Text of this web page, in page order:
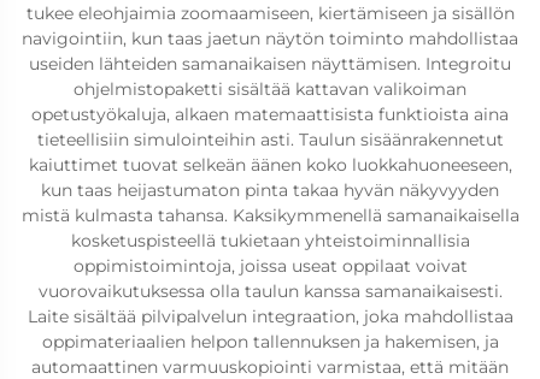
tukee eleohjaimia zoomaamiseen, kiertämiseen ja sisällön
navigointiin, kun taas jaetun näytön toiminto mahdollistaa
useiden lähteiden samanaikaisen näyttämisen. Integroitu
ohjelmistopaketti sisältää kattavan valikoiman
opetustyökaluja, alkaen matemaattisista funktioista aina
tieteellisiin simulointeihin asti. Taulun sisäänrakennetut
kaiuttimet tuovat selkeän äänen koko luokkahuoneeseen,
kun taas heijastumaton pinta takaa hyvän näkyvyyden
mistä kulmasta tahansa. Kaksikymmenellä samanaikaisella
kosketuspisteellä tukietaan yhteistoiminnallisia
oppimistoimintoja, joissa useat oppilaat voivat
vuorovaikutuksessa olla taulun kanssa samanaikaisesti.
Laite sisältää pilvipalvelun integraation, joka mahdollistaa
oppimateriaalien helpon tallennuksen ja hakemisen, ja
automaattinen varmuuskopiointi varmistaa, että mitään